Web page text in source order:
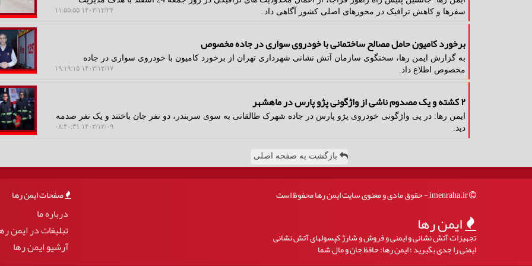
سفرها و کاهش ترافیک در محورهای اصلی کشور آگاهی داد.
۱۴۰۳/۱۲/۲۴ ۱۱:۵۵:۵۵
برخورد کامیون حامل مصالح ساختمانی با خودروی سواری در جاده مخصوص
به گزارش ایمن رها، سخنگوی سازمان آتش نشانی شهرداری تهران از برخورد کامیون با خودروی سواری در جاده
مخصوص اطلاع داد.
۱۴۰۳/۱۲/۱۷ ۱۹:۱۹:۱۵
۲ کشته و یک مصدوم ناشی از واژگونی پژو پارس در ماهشهر
ایمن رها: در پی واژگونی خودروی پژو پارس در جاده شهرک طالقانی به سوی سربندر، دو نفر جان باختند و یک نفر صدمه
دید.
۱۴۰۳/۱۲/۰۹ ۰۸:۴۰:۳۱
بازگشت به صفحه اصلی
ایمن رها
تجهیزات آتش نشانی و ایمنی و فروش و شارژ کپسولهای آتش نشانی
ایمنی را جدی بگیرید ؛ ایمن رها: حافظ جان و مال شما
صفحات ایمن رها
درباره ما
تبلیغات در ایمن
آرشیو ایمن رها